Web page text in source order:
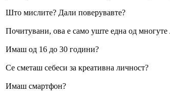
Што мислите? Дали поверувавте?
Почитувани, ова е само уште една од многуте
Имаш од 16 до 30 години?
Се сметаш себеси за креативна личност?
Имаш смартфон?